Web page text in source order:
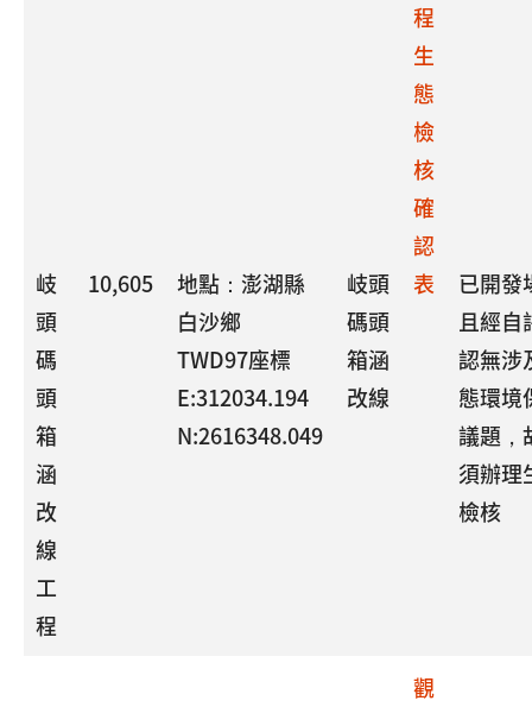
岐
頭
碼
頭
箱
涵
改
線
工
程
10,605
地點：澎湖縣
白沙鄉
TWD97座標
E:312034.194
N:2616348.049
岐頭
碼頭
箱涵
改線
程
生
態
檢
核
確
認
表
已開發
且經自
認無涉
態環境
議題，
須辦理
檢核
觀